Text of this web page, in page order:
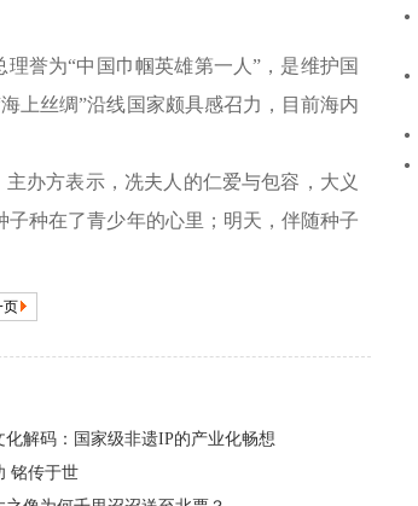
理誉为“中国巾帼英雄第一人” ，是维护国
海上丝绸”沿线国家颇具感召力，目前海内
主办方表示，冼夫人的仁爱与包容，大义
子种在了青少年的心里；明天，伴随种子
页
化解码：国家级非遗IP的产业化畅想
铭传于世